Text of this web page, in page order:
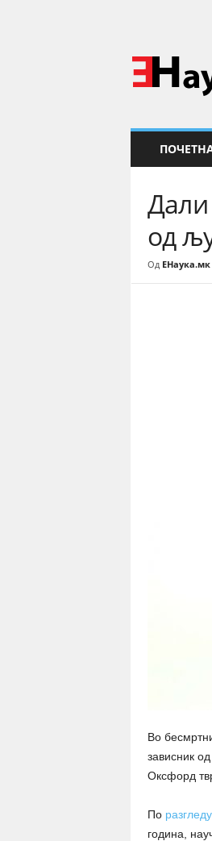
Н
а
у
од
Од ЕНаука.мк
Во
зависник
Оксфорд
По
година,